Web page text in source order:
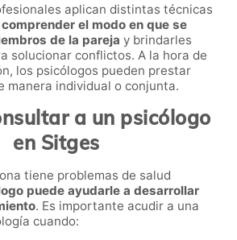
aplican distintas técnicas
comprender el modo en que se
de la pareja y brindarles
solucionar conflictos. A la hora de
los psicólogos pueden prestar
manera individual o conjunta.
a un psicólogo
en Sitges
tiene problemas de salud
puede ayudarle a desarrollar
. Es importante acudir a una
cuando: